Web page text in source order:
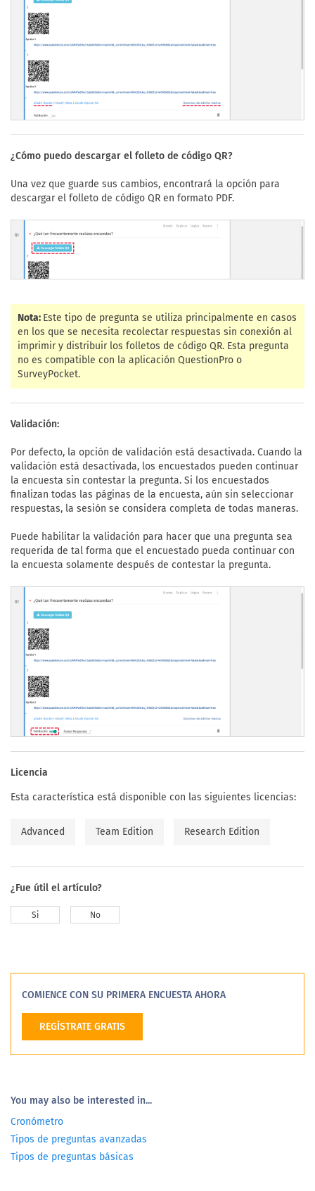
¿Cómo puedo descargar el folleto de código QR?
Una vez que guarde sus cambios, encontrará la opción para
descargar el folleto de código QR en formato PDF.
Nota: Este tipo de pregunta se utiliza principalmente en casos
en los que se necesita recolectar respuestas sin conexión al
imprimir y distribuir los folletos de código QR. Esta pregunta
no es compatible con la aplicación QuestionPro o
SurveyPocket.
Validación:
Por defecto, la opción de validación está desactivada. Cuando la
validación está desactivada, los encuestados pueden continuar
la encuesta sin contestar la pregunta. Si los encuestados
finalizan todas las páginas de la encuesta, aún sin seleccionar
respuestas, la sesión se considera completa de todas maneras.
Puede habilitar la validación para hacer que una pregunta sea
requerida de tal forma que el encuestado pueda continuar con
la encuesta solamente después de contestar la pregunta.
Licencia
Esta característica está disponible con las siguientes licencias:
Advanced Team Edition Research Edition
¿Fue útil el artículo?
Si No
COMIENCE CON SU PRIMERA ENCUESTA AHORA
REGÍSTRATE GRATIS
You may also be interested in...
Cronómetro
Tipos de preguntas avanzadas
Tipos de preguntas básicas